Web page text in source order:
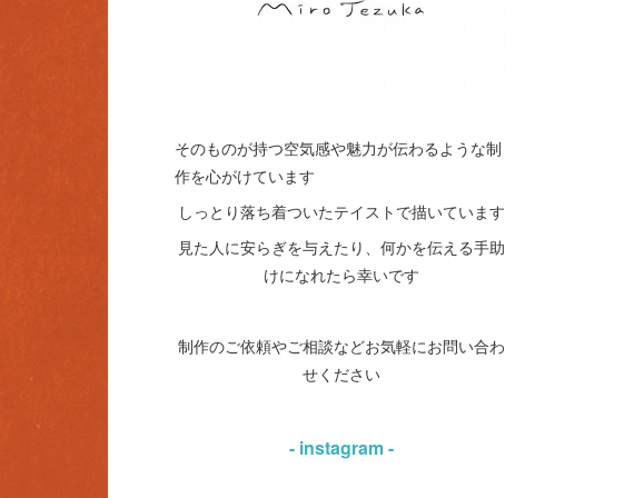
そのものが持つ空気感や魅力が伝わるような制
作を心がけています
しっとり落ち着ついたテイストで描いています
見た人に安らぎを与えたり、何かを伝える手助
けになれたら幸いです
制作のご依頼やご相談などお気軽にお問い合わ
せください
- instagram -